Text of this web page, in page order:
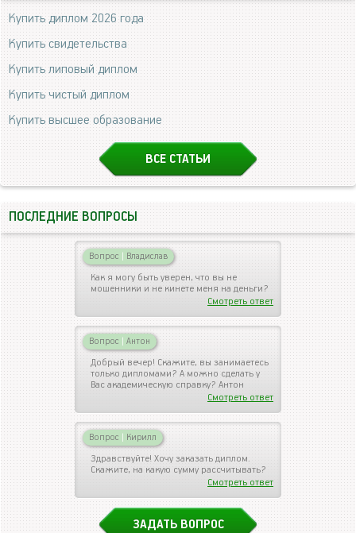
Купить диплом 2026 года
Купить свидетельства
Купить липовый диплом
Купить чистый диплом
Купить высшее образование
ВСЕ СТАТЬИ
ПОСЛЕДНИЕ ВОПРОСЫ
Вопрос | Владислав
Как я могу быть уверен, что вы не
мошенники и не кинете меня на деньги?
Смотреть ответ
Вопрос | Антон
Добрый вечер! Скажите, вы занимаетесь
только дипломами? А можно сделать у
Вас академическую справку? Антон
Смотреть ответ
Вопрос | Кирилл
Здравствуйте! Хочу заказать диплом.
Скажите, на какую сумму рассчитывать?
Смотреть ответ
ЗАДАТЬ ВОПРОС